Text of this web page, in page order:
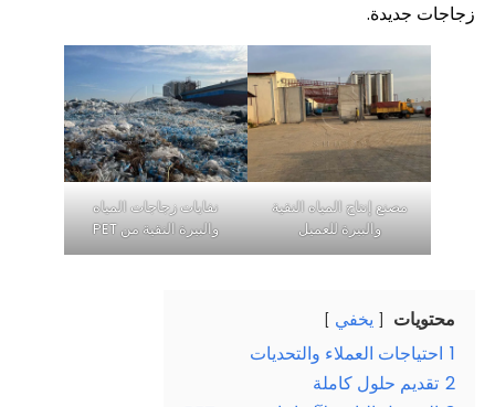
مصنع إنتاج المياه النقية
نفايات زجاجات المياه
والبيرة النقية من PET
يخفي
العملاء والتحديات
حلول كاملة